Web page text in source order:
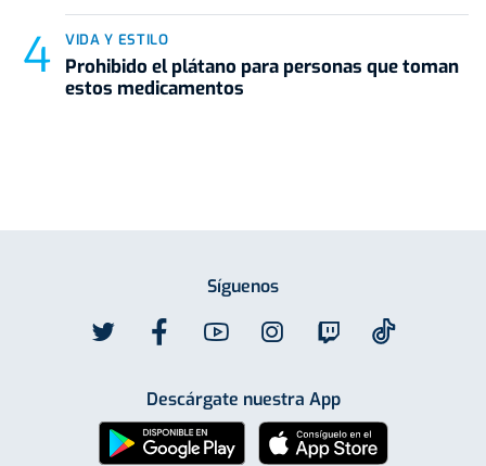
VIDA Y ESTILO
Prohibido el plátano para personas que toman
estos medicamentos
Síguenos
Descárgate nuestra App